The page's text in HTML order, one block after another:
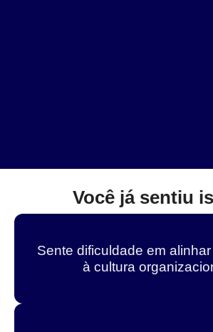
Você já sentiu
Sente dificuldade em
à cultura